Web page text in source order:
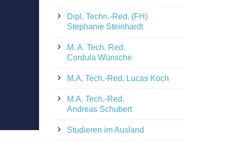
Dipl. Techn.-Red. (FH)
Stephanie Steinhardt
M. A. Tech. Red.
Cordula Wünsche
M.A. Tech.-Red. Lucas Koch
M.A. Tech.-Red.
Andreas Schubert
Studieren im Ausland